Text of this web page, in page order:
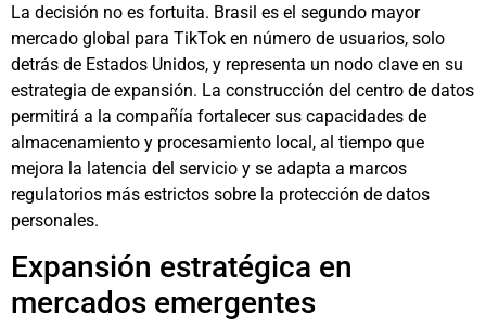
La decisión no es fortuita. Brasil es el segundo mayor
mercado global para TikTok en número de usuarios, solo
detrás de Estados Unidos, y representa un nodo clave en su
estrategia de expansión. La construcción del centro de datos
permitirá a la compañía fortalecer sus capacidades de
almacenamiento y procesamiento local, al tiempo que
mejora la latencia del servicio y se adapta a marcos
regulatorios más estrictos sobre la protección de datos
personales.
Expansión estratégica en
mercados emergentes